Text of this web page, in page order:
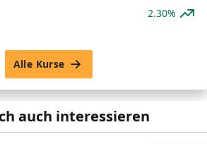
2.30%
Alle Kurse
auch interessieren